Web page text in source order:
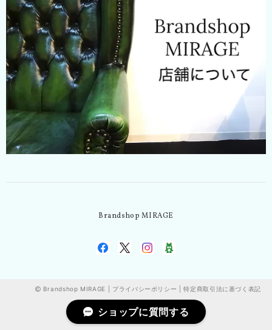
Brandshop MIRAGE
Brandshop MIRAGE | プライバシーポリシー |特定商取引法に基づく表記
ショップに質問する